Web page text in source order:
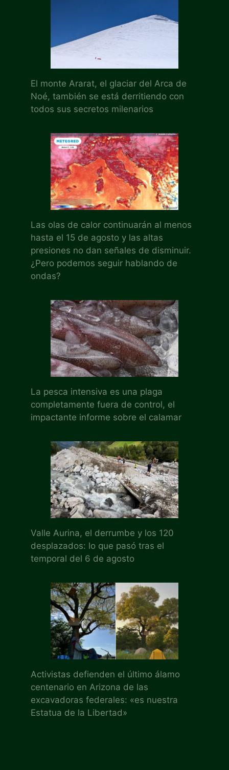
El monte Ararat, el glaciar del Arca de
Noé, también se está derritiendo con
todos sus secretos milenarios
Las olas de calor continuarán al menos
hasta el 15 de agosto y las altas
presiones no dan señales de disminuir.
¿Pero podemos seguir hablando de
ondas?
La pesca intensiva es una plaga
completamente fuera de control, el
impactante informe sobre el calamar
Valle Aurina, el derrumbe y los 120
desplazados: lo que pasó tras el
temporal del 6 de agosto
Activistas defienden el último álamo
centenario en Arizona de las
excavadoras federales: «es nuestra
Estatua de la Libertad»